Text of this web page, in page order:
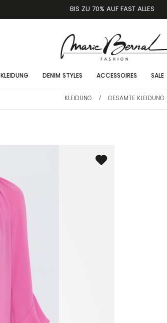
BIS ZU 70% AUF FAST ALLES
KLEIDUNG DENIM STYLES ACCESSOIRES SALE
KLEIDUNG / GESAMTE KLEIDUNG